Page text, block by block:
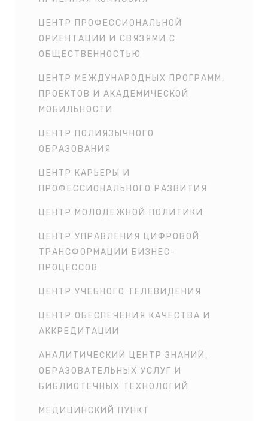
ЦЕНТР ПРОФЕССИОНАЛЬНОЙ
ОРИЕНТАЦИИ И СВЯЗЯМИ С
ОБЩЕСТВЕННОСТЬЮ
ЦЕНТР МЕЖДУНАРОДНЫХ ПРОГРАММ,
ПРОЕКТОВ И АКАДЕМИЧЕСКОЙ
МОБИЛЬНОСТИ
ЦЕНТР ПОЛИЯЗЫЧНОГО
ОБРАЗОВАНИЯ
ЦЕНТР КАРЬЕРЫ И
ПРОФЕССИОНАЛЬНОГО РАЗВИТИЯ
ЦЕНТР МОЛОДЕЖНОЙ ПОЛИТИКИ
ЦЕНТР УПРАВЛЕНИЯ ЦИФРОВОЙ
ТРАНСФОРМАЦИИ БИЗНЕС-
ПРОЦЕССОВ
ЦЕНТР УЧЕБНОГО ТЕЛЕВИДЕНИЯ
ЦЕНТР ОБЕСПЕЧЕНИЯ КАЧЕСТВА И
АККРЕДИТАЦИИ
АНАЛИТИЧЕСКИЙ ЦЕНТР ЗНАНИЙ,
ОБРАЗОВАТЕЛЬНЫХ УСЛУГ И
БИБЛИОТЕЧНЫХ ТЕХНОЛОГИЙ
МЕДИЦИНСКИЙ ПУНКТ